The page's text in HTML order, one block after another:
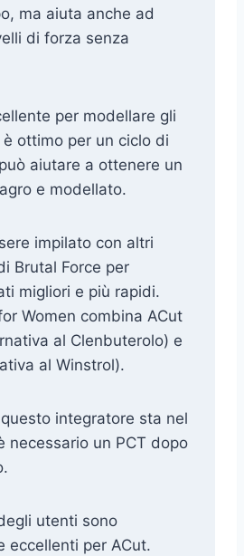
ma aiuta anche ad
di forza senza
per modellare gli
ottimo per un ciclo di
aiutare a ottenere un
e modellato.
impilato con altri
Brutal Force per
migliori e più rapidi.
Women combina ACut
al Clenbuterolo) e
al Winstrol).
integratore sta nel
necessario un PCT dopo
utenti sono
eccellenti per ACut.